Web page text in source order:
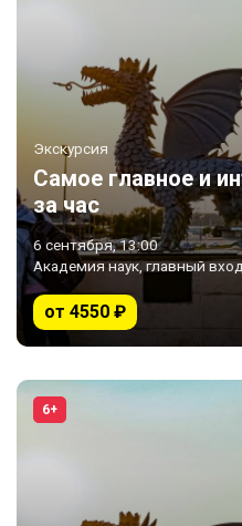
Экскурсия
Самое главное и
за час
6 сентября, 13:00
Академия наук, главный
от 4550 ₽
6+